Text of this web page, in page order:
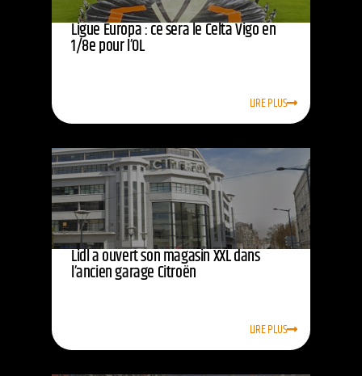
Ligue Europa : ce sera le Celta Vigo en
1/8e pour l’OL
LIRE PLUS
Lidl a ouvert son magasin XXL dans
l’ancien garage Citroën
LIRE PLUS